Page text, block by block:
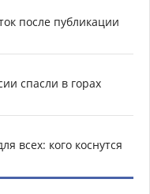
после публикации
спасли в горах
всех: кого коснутся